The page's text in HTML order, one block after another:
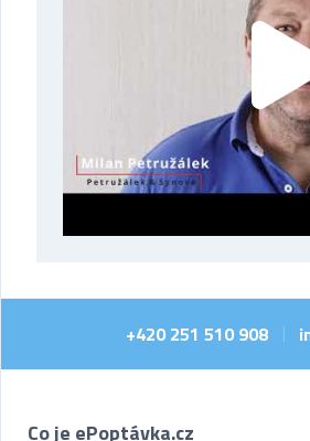
+420 251 510 908
Co je ePoptávka.cz